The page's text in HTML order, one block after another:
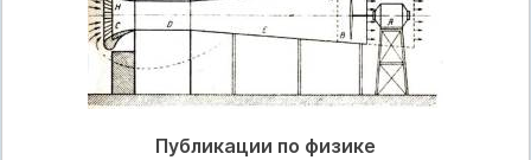
Публикации по физике